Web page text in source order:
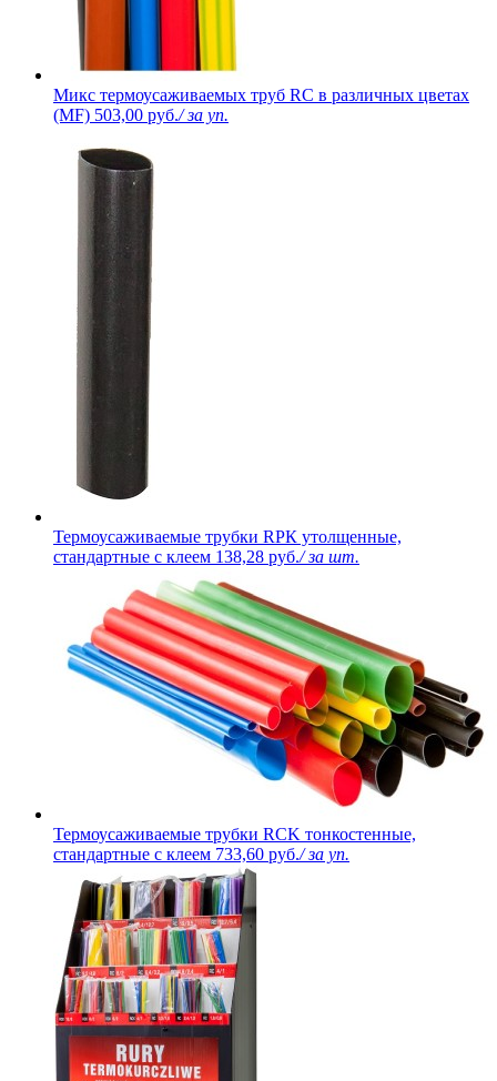
Микс термоусаживаемых труб RC в различных цветах
(MF) 503,00 руб./ за уп.
Термоусаживаемые трубки RPК утолщенные,
стандартные с клеем 138,28 руб./ за шт.
Термоусаживаемые трубки RCK тонкостенные,
стандартные с клеем 733,60 руб./ за уп.